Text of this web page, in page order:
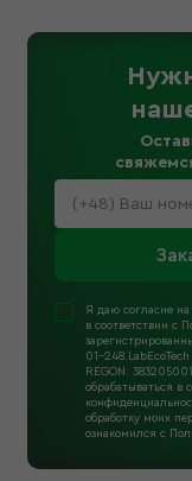
Я даю согласие
в соответствии с
01-
REGON:
обрабатываться в
обработку моих
ознакомился с